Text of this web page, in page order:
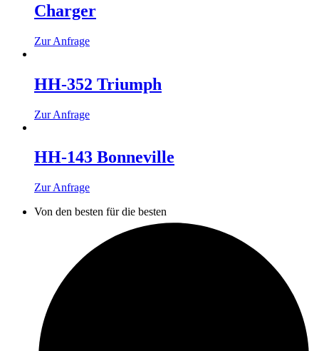
Charger
Zur Anfrage
⁠HH-352 Triumph
Zur Anfrage
HH-143 Bonneville
Zur Anfrage
Von den besten für die besten